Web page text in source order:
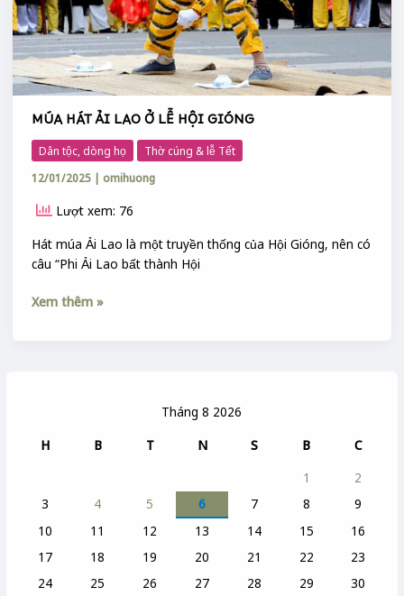
Tháng 8 2026
H
B T N S B
C
1
2
3
4 5 6 7 8
9
10
11 12 13 14 15
16
17
18 19 20 21 22
23
24
25 26 27 28 29
30
MÚA HÁT ẢI LAO Ở LỄ HỘI GIÓNG
Dân tộc, dòng họ
Thờ cúng & lễ Tết
12/01/2025 | omihuong
Lượt xem: 76
Hát múa Ải Lao là một truyền thống của Hội Gióng, nên có
câu “Phi Ải Lao bất thành Hội
Xem thêm »